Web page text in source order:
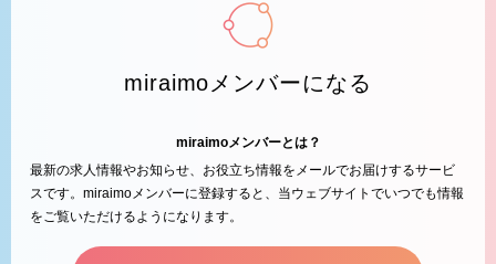
miraimoメンバーになる
miraimoメンバーとは？
最新の求人情報やお知らせ、お役立ち情報をメールでお届けするサービ
スです。miraimoメンバーに登録すると、当ウェブサイトでいつでも情報
をご覧いただけるようになります。